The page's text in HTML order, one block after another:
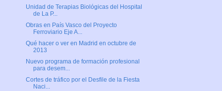
Unidad de Terapias Biológicas del Hospital
de La P...
Obras en País Vasco del Proyecto
Ferroviario Eje A...
Qué hacer o ver en Madrid en octubre de
2013
Nuevo programa de formación profesional
para desem...
Cortes de tráfico por el Desfile de la Fiesta
Naci...